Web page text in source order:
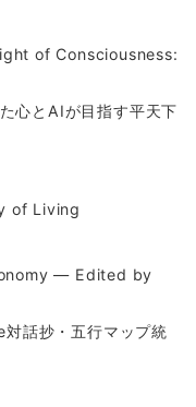
of Consciousness:
心とAIが目指す平天下
of Living
— Edited by
話抄・五行マップ統